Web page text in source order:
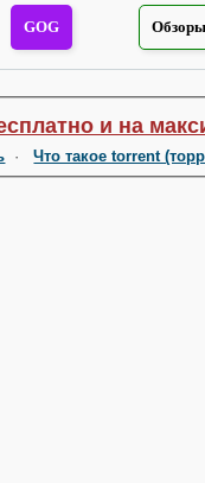
GOG
и на
·Что такое torrent